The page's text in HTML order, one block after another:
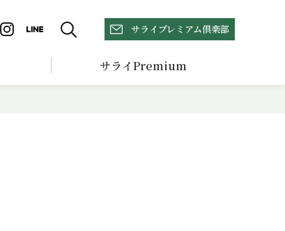
サライプレミアム倶楽部
サライPremium